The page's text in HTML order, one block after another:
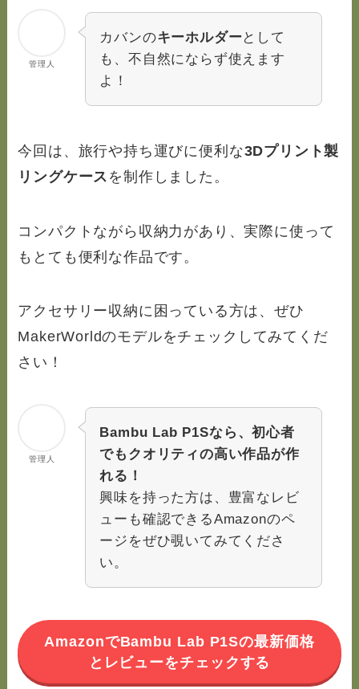
管理人
カバンのキーホルダーとして
も、不自然にならず使えます
よ！
今回は、旅行や持ち運びに便利な3Dプリント製
リングケース を制作しました。
コンパクトながら収納力があり、実際に使って
もとても便利な作品です。
アクセサリー収納に困っている方は、ぜひ
MakerWorldのモデルをチェックしてみてくだ
さい！
管理人
Bambu Lab P1Sなら、初心者
でもクオリティの高い作品が作
れる！
興味を持った方は、豊富なレビ
ューも確認できるAmazonのペ
ージをぜひ覗いてみてくださ
い。
AmazonでBambu Lab P1Sの最新価格
とレビューをチェックする